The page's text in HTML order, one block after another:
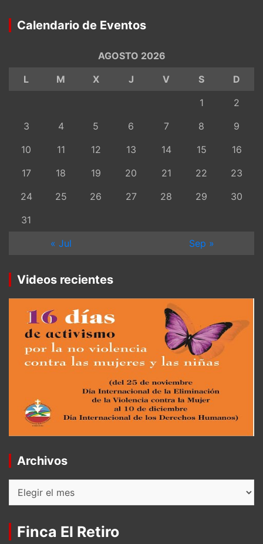
Calendario de Eventos
AGOSTO 2026
L
M X J V S
D
1
2
3
4 5 6 7 8
9
10
11 12 13 14 15
16
17
18 19 20 21 22
23
24
25 26 27 28 29
30
31
« Jul
Sep »
Videos recientes
Archivos
Archivos
Finca El Retiro